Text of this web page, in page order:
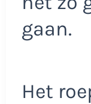
gaan.
Het